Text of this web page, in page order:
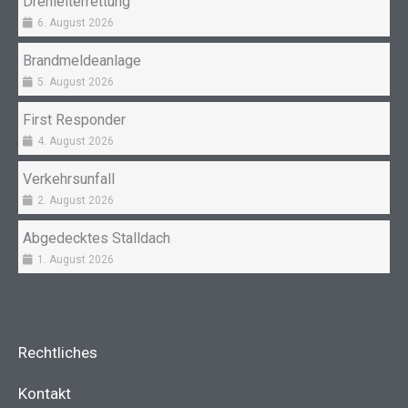
6. August 2026
Brandmeldeanlage
5. August 2026
First Responder
4. August 2026
Verkehrsunfall
2. August 2026
Abgedecktes Stalldach
1. August 2026
Rechtliches
Kontakt